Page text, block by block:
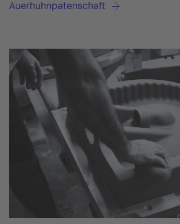
Auerhuhnpatenschaft